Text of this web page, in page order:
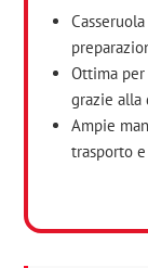
Ottima
grazie
Ampie
trasporto